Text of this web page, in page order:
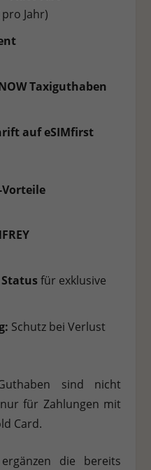
Jahr)
Taxiguthaben
auf eSIMfirst
Statusfür exklusive
Schutz bei Verlust
sind nicht
für Zahlungen mit
Card.
die bereits